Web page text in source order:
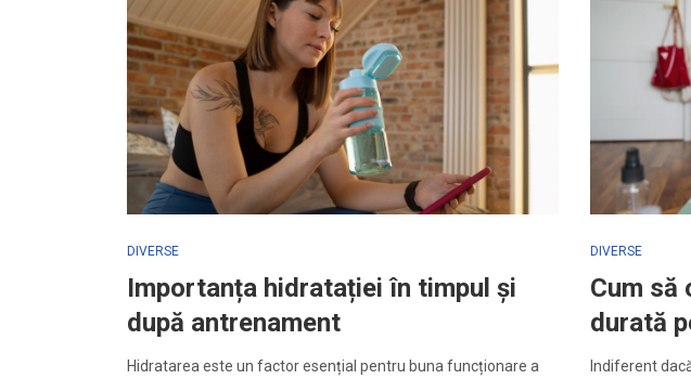
DIVERSE
Importanța hidratației în timpul și
după antrenament
Hidratarea este un factor esențial pentru buna funcționare a
DIVERSE
Cum să
durată
Indiferent